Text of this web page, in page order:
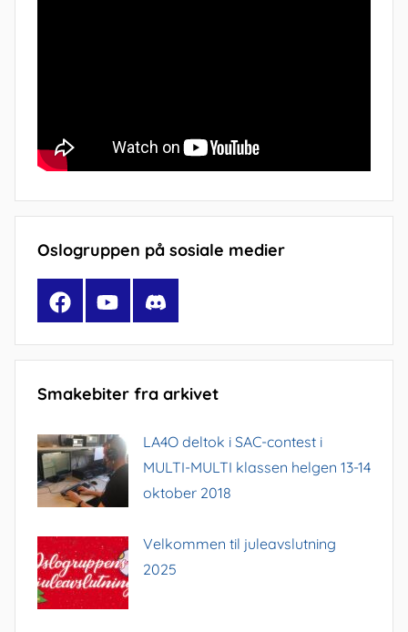
Oslogruppen på sosiale medier
FacebookYouTubeDiscord
Smakebiter fra arkivet
LA4O deltok i SAC-contest i
MULTI-MULTI klassen helgen 13-14
oktober 2018
Velkommen til juleavslutning
2025